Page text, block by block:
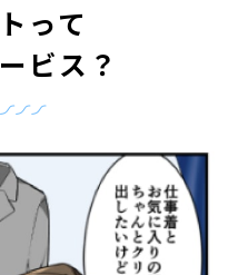
って
ビス？